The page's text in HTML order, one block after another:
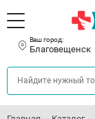
Ваш город:
Благовещенск